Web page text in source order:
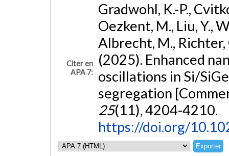
Citer en
APA 7:
Gradwohl, K.-P.,
Oezkent, M., Liu, Y.,
Albrecht, M., Richter,
(2025). Enhanced
oscillations in Si/
segregation
25(11), 4204-4210.
https://doi.org/